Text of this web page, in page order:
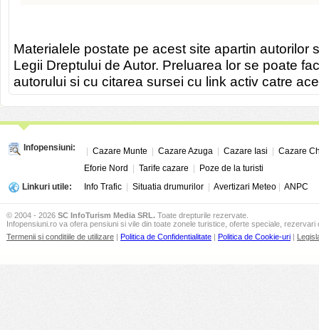
Materialele postate pe acest site apartin autorilor
Legii Dreptului de Autor. Preluarea lor se poate
autorului si cu citarea sursei cu link activ catre
Infopensiuni: Cazare Munte Cazare Azuga Cazare Iasi
Cazare
Eforie Nord
Tarife cazare
Poze de la turisti
Linkuri utile:
Info Trafic Situatia drumurilor Avertizari Meteo ANPC
© 2004 - 2026 SC InfoTurism Media SRL. Toate drepturile rezervate.
Infopensiuni.ro va ofera pensiuni si vile din toate zonele turistice, oferte speciale, rezervari
Termenii si conditiile de utilizare | Politica de Confidentialitate | Politica de Cookie-uri |